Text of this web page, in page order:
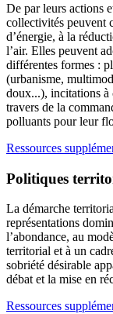
De par leurs actions
collectivités peuvent
d’énergie, à la
l’air. Elles peuvent
différentes formes :
(urbanisme,
doux...), incitations à
travers de la
polluants pour leur
Ressources
Politiques
La démarche
représentations
l’abondance, au
territorial et à un
sobriété désirable
débat et la mise en
Ressources